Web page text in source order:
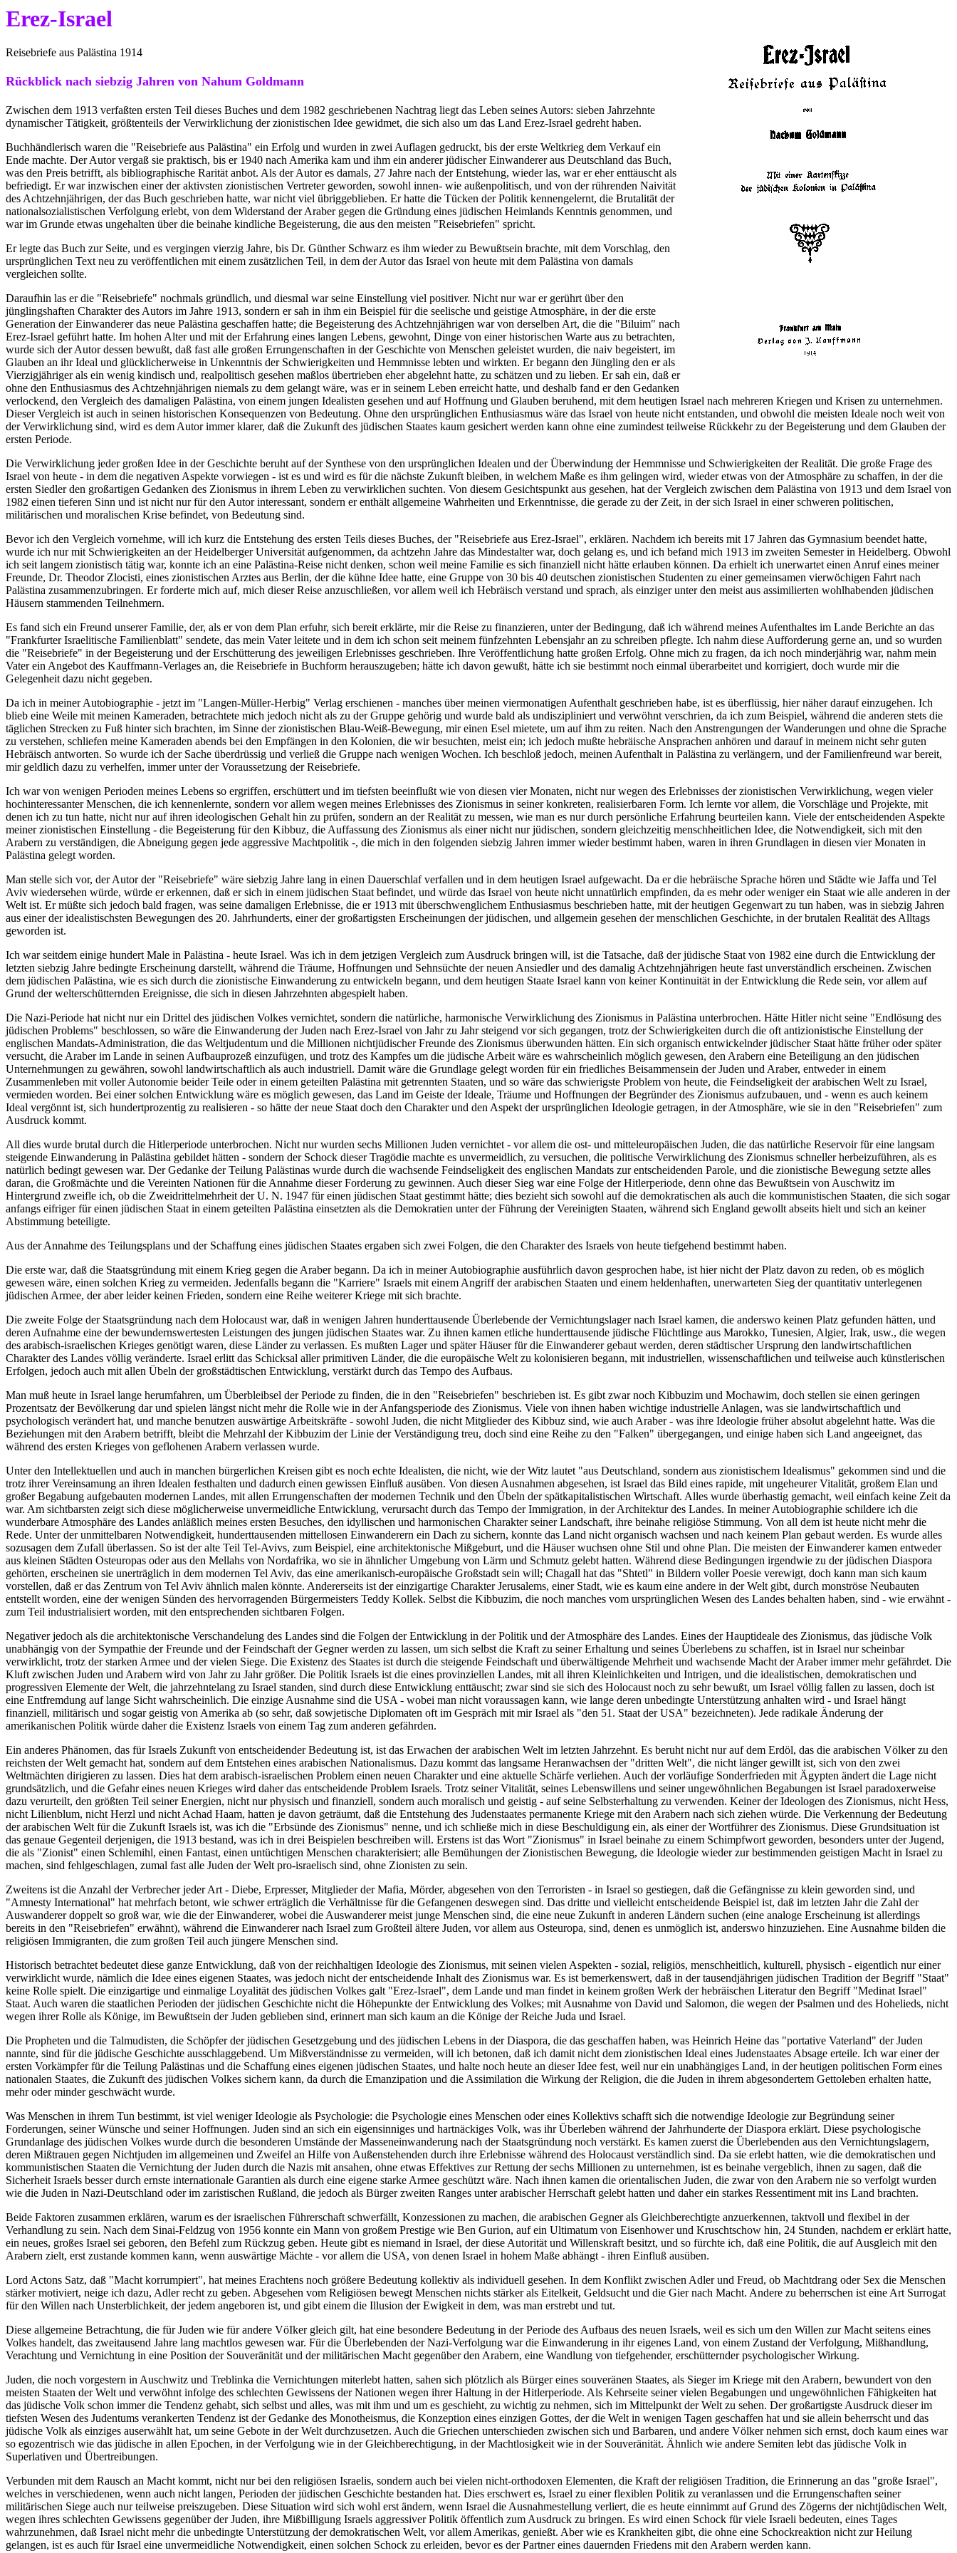
Erez-Israel
Reisebriefe aus Palästina 1914
Rückblick nach siebzig Jahren von Nahum Goldmann
Zwischen dem 1913 verfaßten ersten Teil dieses Buches und dem 1982 geschriebenen Nachtrag liegt das Leben seines Autors: sieben Jahrzehnte
dynamischer Tätigkeit, größtenteils der Verwirklichung der zionistischen Idee gewidmet, die sich also um das Land Erez-Israel gedreht haben.
Buchhändlerisch waren die "Reisebriefe aus Palästina" ein Erfolg und wurden in zwei Auflagen gedruckt, bis der erste Weltkrieg dem Verkauf ein
Ende machte. Der Autor vergaß sie praktisch, bis er 1940 nach Amerika kam und ihm ein anderer jüdischer Einwanderer aus Deutschland das Buch,
was den Preis betrifft, als bibliographische Rarität anbot. Als der Autor es damals, 27 Jahre nach der Entstehung, wieder las, war er eher enttäuscht als
befriedigt. Er war inzwischen einer der aktivsten zionistischen Vertreter geworden, sowohl innen- wie außenpolitisch, und von der rührenden Naivität
des Achtzehnjährigen, der das Buch geschrieben hatte, war nicht viel übriggeblieben. Er hatte die Tücken der Politik kennengelernt, die Brutalität der
nationalsozialistischen Verfolgung erlebt, von dem Widerstand der Araber gegen die Gründung eines jüdischen Heimlands Kenntnis genommen, und
war im Grunde etwas ungehalten über die beinahe kindliche Begeisterung, die aus den meisten "Reisebriefen" spricht.
Er legte das Buch zur Seite, und es vergingen vierzig Jahre, bis Dr. Günther Schwarz es ihm wieder zu Bewußtsein brachte, mit dem Vorschlag, den
ursprünglichen Text neu zu veröffentlichen mit einem zusätzlichen Teil, in dem der Autor das Israel von heute mit dem Palästina von damals
vergleichen sollte.
Daraufhin las er die "Reisebriefe" nochmals gründlich, und diesmal war seine Einstellung viel positiver. Nicht nur war er gerührt über den
jünglingshaften Charakter des Autors im Jahre 1913, sondern er sah in ihm ein Beispiel für die seelische und geistige Atmosphäre, in der die erste
Generation der Einwanderer das neue Palästina geschaffen hatte; die Begeisterung des Achtzehnjährigen war von derselben Art, die die "Biluim" nach
Erez-Israel geführt hatte. Im hohen Alter und mit der Erfahrung eines langen Lebens, gewohnt, Dinge von einer historischen Warte aus zu betrachten,
wurde sich der Autor dessen bewußt, daß fast alle großen Errungenschaften in der Geschichte von Menschen geleistet wurden, die naiv begeistert, im
Glauben an ihr Ideal und glücklicherweise in Unkenntnis der Schwierigkeiten und Hemmnisse lebten und wirkten. Er begann den Jüngling den er als
Vierzigjähriger als ein wenig kindisch und, realpolitisch gesehen maßlos übertrieben eher abgelehnt hatte, zu schätzen und zu lieben. Er sah ein, daß er
ohne den Enthusiasmus des Achtzehnjährigen niemals zu dem gelangt wäre, was er in seinem Leben erreicht hatte, und deshalb fand er den Gedanken
verlockend, den Vergleich des damaligen Palästina, von einem jungen Idealisten gesehen und auf Hoffnung und Glauben beruhend, mit dem heutigen Israel nach mehreren Kriegen und Krisen zu unternehmen.
Dieser Vergleich ist auch in seinen historischen Konsequenzen von Bedeutung. Ohne den ursprünglichen Enthusiasmus wäre das Israel von heute nicht entstanden, und obwohl die meisten Ideale noch weit von
der Verwirklichung sind, wird es dem Autor immer klarer, daß die Zukunft des jüdischen Staates kaum gesichert werden kann ohne eine zumindest teilweise Rückkehr zu der Begeisterung und dem Glauben der
ersten Periode.
Die Verwirklichung jeder großen Idee in der Geschichte beruht auf der Synthese von den ursprünglichen Idealen und der Überwindung der Hemmnisse und Schwierigkeiten der Realität. Die große Frage des
Israel von heute - in dem die negativen Aspekte vorwiegen - ist es und wird es für die nächste Zukunft bleiben, in welchem Maße es ihm gelingen wird, wieder etwas von der Atmosphäre zu schaffen, in der die
ersten Siedler den großartigen Gedanken des Zionismus in ihrem Leben zu verwirklichen suchten. Von diesem Gesichtspunkt aus gesehen, hat der Vergleich zwischen dem Palästina von 1913 und dem Israel von
1982 einen tieferen Sinn und ist nicht nur für den Autor interessant, sondern er enthält allgemeine Wahrheiten und Erkenntnisse, die gerade zu der Zeit, in der sich Israel in einer schweren politischen,
militärischen und moralischen Krise befindet, von Bedeutung sind.
Bevor ich den Vergleich vornehme, will ich kurz die Entstehung des ersten Teils dieses Buches, der "Reisebriefe aus Erez-Israel", erklären. Nachdem ich bereits mit 17 Jahren das Gymnasium beendet hatte,
wurde ich nur mit Schwierigkeiten an der Heidelberger Universität aufgenommen, da achtzehn Jahre das Mindestalter war, doch gelang es, und ich befand mich 1913 im zweiten Semester in Heidelberg. Obwohl
ich seit langem zionistisch tätig war, konnte ich an eine Palästina-Reise nicht denken, schon weil meine Familie es sich finanziell nicht hätte erlauben können. Da erhielt ich unerwartet einen Anruf eines meiner
Freunde, Dr. Theodor Zlocisti, eines zionistischen Arztes aus Berlin, der die kühne Idee hatte, eine Gruppe von 30 bis 40 deutschen zionistischen Studenten zu einer gemeinsamen vierwöchigen Fahrt nach
Palästina zusammenzubringen. Er forderte mich auf, mich dieser Reise anzuschließen, vor allem weil ich Hebräisch verstand und sprach, als einziger unter den meist aus assimilierten wohlhabenden jüdischen
Häusern stammenden Teilnehmern.
Es fand sich ein Freund unserer Familie, der, als er von dem Plan erfuhr, sich bereit erklärte, mir die Reise zu finanzieren, unter der Bedingung, daß ich während meines Aufenthaltes im Lande Berichte an das
"Frankfurter Israelitische Familienblatt" sendete, das mein Vater leitete und in dem ich schon seit meinem fünfzehnten Lebensjahr an zu schreiben pflegte. Ich nahm diese Aufforderung gerne an, und so wurden
die "Reisebriefe" in der Begeisterung und der Erschütterung des jeweiligen Erlebnisses geschrieben. Ihre Veröffentlichung hatte großen Erfolg. Ohne mich zu fragen, da ich noch minderjährig war, nahm mein
Vater ein Angebot des Kauffmann-Verlages an, die Reisebriefe in Buchform herauszugeben; hätte ich davon gewußt, hätte ich sie bestimmt noch einmal überarbeitet und korrigiert, doch wurde mir die
Gelegenheit dazu nicht gegeben.
Da ich in meiner Autobiographie - jetzt im "Langen-Müller-Herbig" Verlag erschienen - manches über meinen viermonatigen Aufenthalt geschrieben habe, ist es überflüssig, hier näher darauf einzugehen. Ich
blieb eine Weile mit meinen Kameraden, betrachtete mich jedoch nicht als zu der Gruppe gehörig und wurde bald als undiszipliniert und verwöhnt verschrien, da ich zum Beispiel, während die anderen stets die
täglichen Strecken zu Fuß hinter sich brachten, im Sinne der zionistischen Blau-Weiß-Bewegung, mir einen Esel mietete, um auf ihm zu reiten. Nach den Anstrengungen der Wanderungen und ohne die Sprache
zu verstehen, schliefen meine Kameraden abends bei den Empfängen in den Kolonien, die wir besuchten, meist ein; ich jedoch mußte hebräische Ansprachen anhören und darauf in meinem nicht sehr guten
Hebräisch antworten. So wurde ich der Sache überdrüssig und verließ die Gruppe nach wenigen Wochen. Ich beschloß jedoch, meinen Aufenthalt in Palästina zu verlängern, und der Familienfreund war bereit,
mir geldlich dazu zu verhelfen, immer unter der Voraussetzung der Reisebriefe.
Ich war von wenigen Perioden meines Lebens so ergriffen, erschüttert und im tiefsten beeinflußt wie von diesen vier Monaten, nicht nur wegen des Erlebnisses der zionistischen Verwirklichung, wegen vieler
hochinteressanter Menschen, die ich kennenlernte, sondern vor allem wegen meines Erlebnisses des Zionismus in seiner konkreten, realisierbaren Form. Ich lernte vor allem, die Vorschläge und Projekte, mit
denen ich zu tun hatte, nicht nur auf ihren ideologischen Gehalt hin zu prüfen, sondern an der Realität zu messen, wie man es nur durch persönliche Erfahrung beurteilen kann. Viele der entscheidenden Aspekte
meiner zionistischen Einstellung - die Begeisterung für den Kibbuz, die Auffassung des Zionismus als einer nicht nur jüdischen, sondern gleichzeitig menschheitlichen Idee, die Notwendigkeit, sich mit den
Arabern zu verständigen, die Abneigung gegen jede aggressive Machtpolitik -, die mich in den folgenden siebzig Jahren immer wieder bestimmt haben, waren in ihren Grundlagen in diesen vier Monaten in
Palästina gelegt worden.
Man stelle sich vor, der Autor der "Reisebriefe" wäre siebzig Jahre lang in einen Dauerschlaf verfallen und in dem heutigen Israel aufgewacht. Da er die hebräische Sprache hören und Städte wie Jaffa und Tel
Aviv wiedersehen würde, würde er erkennen, daß er sich in einem jüdischen Staat befindet, und würde das Israel von heute nicht unnatürlich empfinden, da es mehr oder weniger ein Staat wie alle anderen in der
Welt ist. Er müßte sich jedoch bald fragen, was seine damaligen Erlebnisse, die er 1913 mit überschwenglichem Enthusiasmus beschrieben hatte, mit der heutigen Gegenwart zu tun haben, was in siebzig Jahren
aus einer der idealistischsten Bewegungen des 20. Jahrhunderts, einer der großartigsten Erscheinungen der jüdischen, und allgemein gesehen der menschlichen Geschichte, in der brutalen Realität des Alltags
geworden ist.
Ich war seitdem einige hundert Male in Palästina - heute Israel. Was ich in dem jetzigen Vergleich zum Ausdruck bringen will, ist die Tatsache, daß der jüdische Staat von 1982 eine durch die Entwicklung der
letzten siebzig Jahre bedingte Erscheinung darstellt, während die Träume, Hoffnungen und Sehnsüchte der neuen Ansiedler und des damalig Achtzehnjährigen heute fast unverständlich erscheinen. Zwischen
dem jüdischen Palästina, wie es sich durch die zionistische Einwanderung zu entwickeln begann, und dem heutigen Staate Israel kann von keiner Kontinuität in der Entwicklung die Rede sein, vor allem auf
Grund der welterschütternden Ereignisse, die sich in diesen Jahrzehnten abgespielt haben.
Die Nazi-Periode hat nicht nur ein Drittel des jüdischen Volkes vernichtet, sondern die natürliche, harmonische Verwirklichung des Zionismus in Palästina unterbrochen. Hätte Hitler nicht seine "Endlösung des
jüdischen Problems" beschlossen, so wäre die Einwanderung der Juden nach Erez-Israel von Jahr zu Jahr steigend vor sich gegangen, trotz der Schwierigkeiten durch die oft antizionistische Einstellung der
englischen Mandats-Administration, die das Weltjudentum und die Millionen nichtjüdischer Freunde des Zionismus überwunden hätten. Ein sich organisch entwickelnder jüdischer Staat hätte früher oder später
versucht, die Araber im Lande in seinen Aufbauprozeß einzufügen, und trotz des Kampfes um die jüdische Arbeit wäre es wahrscheinlich möglich gewesen, den Arabern eine Beteiligung an den jüdischen
Unternehmungen zu gewähren, sowohl landwirtschaftlich als auch industriell. Damit wäre die Grundlage gelegt worden für ein friedliches Beisammensein der Juden und Araber, entweder in einem
Zusammenleben mit voller Autonomie beider Teile oder in einem geteilten Palästina mit getrennten Staaten, und so wäre das schwierigste Problem von heute, die Feindseligkeit der arabischen Welt zu Israel,
vermieden worden. Bei einer solchen Entwicklung wäre es möglich gewesen, das Land im Geiste der Ideale, Träume und Hoffnungen der Begründer des Zionismus aufzubauen, und - wenn es auch keinem
Ideal vergönnt ist, sich hundertprozentig zu realisieren - so hätte der neue Staat doch den Charakter und den Aspekt der ursprünglichen Ideologie getragen, in der Atmosphäre, wie sie in den "Reisebriefen" zum
Ausdruck kommt.
All dies wurde brutal durch die Hitlerperiode unterbrochen. Nicht nur wurden sechs Millionen Juden vernichtet - vor allem die ost- und mitteleuropäischen Juden, die das natürliche Reservoir für eine langsam
steigende Einwanderung in Palästina gebildet hätten - sondern der Schock dieser Tragödie machte es unvermeidlich, zu versuchen, die politische Verwirklichung des Zionismus schneller herbeizuführen, als es
natürlich bedingt gewesen war. Der Gedanke der Teilung Palästinas wurde durch die wachsende Feindseligkeit des englischen Mandats zur entscheidenden Parole, und die zionistische Bewegung setzte alles
daran, die Großmächte und die Vereinten Nationen für die Annahme dieser Forderung zu gewinnen. Auch dieser Sieg war eine Folge der Hitlerperiode, denn ohne das Bewußtsein von Auschwitz im
Hintergrund zweifle ich, ob die Zweidrittelmehrheit der U. N. 1947 für einen jüdischen Staat gestimmt hätte; dies bezieht sich sowohl auf die demokratischen als auch die kommunistischen Staaten, die sich sogar
anfangs eifriger für einen jüdischen Staat in einem geteilten Palästina einsetzten als die Demokratien unter der Führung der Vereinigten Staaten, während sich England gewollt abseits hielt und sich an keiner
Abstimmung beteiligte.
Aus der Annahme des Teilungsplans und der Schaffung eines jüdischen Staates ergaben sich zwei Folgen, die den Charakter des Israels von heute tiefgehend bestimmt haben.
Die erste war, daß die Staatsgründung mit einem Krieg gegen die Araber begann. Da ich in meiner Autobiographie ausführlich davon gesprochen habe, ist hier nicht der Platz davon zu reden, ob es möglich
gewesen wäre, einen solchen Krieg zu vermeiden. Jedenfalls begann die "Karriere" Israels mit einem Angriff der arabischen Staaten und einem heldenhaften, unerwarteten Sieg der quantitativ unterlegenen
jüdischen Armee, der aber leider keinen Frieden, sondern eine Reihe weiterer Kriege mit sich brachte.
Die zweite Folge der Staatsgründung nach dem Holocaust war, daß in wenigen Jahren hunderttausende Überlebende der Vernichtungslager nach Israel kamen, die anderswo keinen Platz gefunden hätten, und
deren Aufnahme eine der bewundernswertesten Leistungen des jungen jüdischen Staates war. Zu ihnen kamen etliche hunderttausende jüdische Flüchtlinge aus Marokko, Tunesien, Algier, Irak, usw., die wegen
des arabisch-israelischen Krieges genötigt waren, diese Länder zu verlassen. Es mußten Lager und später Häuser für die Einwanderer gebaut werden, deren städtischer Ursprung den landwirtschaftlichen
Charakter des Landes völlig veränderte. Israel erlitt das Schicksal aller primitiven Länder, die die europäische Welt zu kolonisieren begann, mit industriellen, wissenschaftlichen und teilweise auch künstlerischen
Erfolgen, jedoch auch mit allen Übeln der großstädtischen Entwicklung, verstärkt durch das Tempo des Aufbaus.
Man muß heute in Israel lange herumfahren, um Überbleibsel der Periode zu finden, die in den "Reisebriefen" beschrieben ist. Es gibt zwar noch Kibbuzim und Mochawim, doch stellen sie einen geringen
Prozentsatz der Bevölkerung dar und spielen längst nicht mehr die Rolle wie in der Anfangsperiode des Zionismus. Viele von ihnen haben wichtige industrielle Anlagen, was sie landwirtschaftlich und
psychologisch verändert hat, und manche benutzen auswärtige Arbeitskräfte - sowohl Juden, die nicht Mitglieder des Kibbuz sind, wie auch Araber - was ihre Ideologie früher absolut abgelehnt hatte. Was die
Beziehungen mit den Arabern betrifft, bleibt die Mehrzahl der Kibbuzim der Linie der Verständigung treu, doch sind eine Reihe zu den "Falken" übergegangen, und einige haben sich Land angeeignet, das
während des ersten Krieges von geflohenen Arabern verlassen wurde.
Unter den Intellektuellen und auch in manchen bürgerlichen Kreisen gibt es noch echte Idealisten, die nicht, wie der Witz lautet "aus Deutschland, sondern aus zionistischem Idealismus" gekommen sind und die
trotz ihrer Vereinsamung an ihren Idealen festhalten und dadurch einen gewissen Einfluß ausüben. Von diesen Ausnahmen abgesehen, ist Israel das Bild eines rapide, mit ungeheurer Vitalität, großem Elan und
großer Begabung aufgebauten modernen Landes, mit allen Errungenschaften der modernen Technik und den Übeln der spätkapitalistischen Wirtschaft. Alles wurde überhastig gemacht, weil einfach keine Zeit da
war. Am sichtbarsten zeigt sich diese möglicherweise unvermeidliche Entwicklung, verursacht durch das Tempo der Immigration, in der Architektur des Landes. In meiner Autobiographie schildere ich die
wunderbare Atmosphäre des Landes anläßlich meines ersten Besuches, den idyllischen und harmonischen Charakter seiner Landschaft, ihre beinahe religiöse Stimmung. Von all dem ist heute nicht mehr die
Rede. Unter der unmittelbaren Notwendigkeit, hunderttausenden mittellosen Einwanderern ein Dach zu sichern, konnte das Land nicht organisch wachsen und nach keinem Plan gebaut werden. Es wurde alles
sozusagen dem Zufall überlassen. So ist der alte Teil Tel-Avivs, zum Beispiel, eine architektonische Mißgeburt, und die Häuser wuchsen ohne Stil und ohne Plan. Die meisten der Einwanderer kamen entweder
aus kleinen Städten Osteuropas oder aus den Mellahs von Nordafrika, wo sie in ähnlicher Umgebung von Lärm und Schmutz gelebt hatten. Während diese Bedingungen irgendwie zu der jüdischen Diaspora
gehörten, erscheinen sie unerträglich in dem modernen Tel Aviv, das eine amerikanisch-europäische Großstadt sein will; Chagall hat das "Shtetl" in Bildern voller Poesie verewigt, doch kann man sich kaum
vorstellen, daß er das Zentrum von Tel Aviv ähnlich malen könnte. Andererseits ist der einzigartige Charakter Jerusalems, einer Stadt, wie es kaum eine andere in der Welt gibt, durch monströse Neubauten
entstellt worden, eine der wenigen Sünden des hervorragenden Bürgermeisters Teddy Kollek. Selbst die Kibbuzim, die noch manches vom ursprünglichen Wesen des Landes behalten haben, sind - wie erwähnt -
zum Teil industrialisiert worden, mit den entsprechenden sichtbaren Folgen.
Negativer jedoch als die architektonische Verschandelung des Landes sind die Folgen der Entwicklung in der Politik und der Atmosphäre des Landes. Eines der Hauptideale des Zionismus, das jüdische Volk
unabhängig von der Sympathie der Freunde und der Feindschaft der Gegner werden zu lassen, um sich selbst die Kraft zu seiner Erhaltung und seines Überlebens zu schaffen, ist in Israel nur scheinbar
verwirklicht, trotz der starken Armee und der vielen Siege. Die Existenz des Staates ist durch die steigende Feindschaft und überwältigende Mehrheit und wachsende Macht der Araber immer mehr gefährdet. Die
Kluft zwischen Juden und Arabern wird von Jahr zu Jahr größer. Die Politik Israels ist die eines provinziellen Landes, mit all ihren Kleinlichkeiten und Intrigen, und die idealistischen, demokratischen und
progressiven Elemente der Welt, die jahrzehntelang zu Israel standen, sind durch diese Entwicklung enttäuscht; zwar sind sie sich des Holocaust noch zu sehr bewußt, um Israel völlig fallen zu lassen, doch ist
eine Entfremdung auf lange Sicht wahrscheinlich. Die einzige Ausnahme sind die USA - wobei man nicht voraussagen kann, wie lange deren unbedingte Unterstützung anhalten wird - und Israel hängt
finanziell, militärisch und sogar geistig von Amerika ab (so sehr, daß sowjetische Diplomaten oft im Gespräch mit mir Israel als "den 51. Staat der USA" bezeichneten). Jede radikale Änderung der
amerikanischen Politik würde daher die Existenz Israels von einem Tag zum anderen gefährden.
Ein anderes Phänomen, das für Israels Zukunft von entscheidender Bedeutung ist, ist das Erwachen der arabischen Welt im letzten Jahrzehnt. Es beruht nicht nur auf dem Erdöl, das die arabischen Völker zu den
reichsten der Welt gemacht hat, sondern auf dem Entstehen eines arabischen Nationalismus. Dazu kommt das langsame Heranwachsen der "dritten Welt", die nicht länger gewillt ist, sich von den zwei
Weltmächten dirigieren zu lassen. Dies hat dem arabisch-israelischen Problem einen neuen Charakter und eine aktuelle Schärfe verliehen. Auch der vorläufige Sonderfrieden mit Ägypten ändert die Lage nicht
grundsätzlich, und die Gefahr eines neuen Krieges wird daher das entscheidende Problem Israels. Trotz seiner Vitalität, seines Lebenswillens und seiner ungewöhnlichen Begabungen ist Israel paradoxerweise
dazu verurteilt, den größten Teil seiner Energien, nicht nur physisch und finanziell, sondern auch moralisch und geistig - auf seine Selbsterhaltung zu verwenden. Keiner der Ideologen des Zionismus, nicht Hess,
nicht Lilienblum, nicht Herzl und nicht Achad Haam, hatten je davon geträumt, daß die Entstehung des Judenstaates permanente Kriege mit den Arabern nach sich ziehen würde. Die Verkennung der Bedeutung
der arabischen Welt für die Zukunft Israels ist, was ich die "Erbsünde des Zionismus" nenne, und ich schließe mich in diese Beschuldigung ein, als einer der Wortführer des Zionismus. Diese Grundsituation ist
das genaue Gegenteil derjenigen, die 1913 bestand, was ich in drei Beispielen beschreiben will. Erstens ist das Wort "Zionismus" in Israel beinahe zu einem Schimpfwort geworden, besonders unter der Jugend,
die als "Zionist" einen Schlemihl, einen Fantast, einen untüchtigen Menschen charakterisiert; alle Bemühungen der Zionistischen Bewegung, die Ideologie wieder zur bestimmenden geistigen Macht in Israel zu
machen, sind fehlgeschlagen, zumal fast alle Juden der Welt pro-israelisch sind, ohne Zionisten zu sein.
Zweitens ist die Anzahl der Verbrecher jeder Art - Diebe, Erpresser, Mitglieder der Mafia, Mörder, abgesehen von den Terroristen - in Israel so gestiegen, daß die Gefängnisse zu klein geworden sind, und
"Amnesty International" hat mehrfach betont, wie schwer erträglich die Verhältnisse für die Gefangenen deswegen sind. Das dritte und vielleicht entscheidende Beispiel ist, daß im letzten Jahr die Zahl der
Auswanderer doppelt so groß war, wie die der Einwanderer, wobei die Auswanderer meist junge Menschen sind, die eine neue Zukunft in anderen Ländern suchen (eine analoge Erscheinung ist allerdings
bereits in den "Reisebriefen" erwähnt), während die Einwanderer nach Israel zum Großteil ältere Juden, vor allem aus Osteuropa, sind, denen es unmöglich ist, anderswo hinzuziehen. Eine Ausnahme bilden die
religiösen Immigranten, die zum großen Teil auch jüngere Menschen sind.
Historisch betrachtet bedeutet diese ganze Entwicklung, daß von der reichhaltigen Ideologie des Zionismus, mit seinen vielen Aspekten - sozial, religiös, menschheitlich, kulturell, physisch - eigentlich nur einer
verwirklicht wurde, nämlich die Idee eines eigenen Staates, was jedoch nicht der entscheidende Inhalt des Zionismus war. Es ist bemerkenswert, daß in der tausendjährigen jüdischen Tradition der Begriff "Staat"
keine Rolle spielt. Die einzigartige und einmalige Loyalität des jüdischen Volkes galt "Erez-Israel", dem Lande und man findet in keinem großen Werk der hebräischen Literatur den Begriff "Medinat Israel"
Staat. Auch waren die staatlichen Perioden der jüdischen Geschichte nicht die Höhepunkte der Entwicklung des Volkes; mit Ausnahme von David und Salomon, die wegen der Psalmen und des Hohelieds, nicht
wegen ihrer Rolle als Könige, im Bewußtsein der Juden geblieben sind, erinnert man sich kaum an die Könige der Reiche Juda und Israel.
Die Propheten und die Talmudisten, die Schöpfer der jüdischen Gesetzgebung und des jüdischen Lebens in der Diaspora, die das geschaffen haben, was Heinrich Heine das "portative Vaterland" der Juden
nannte, sind für die jüdische Geschichte ausschlaggebend. Um Mißverständnisse zu vermeiden, will ich betonen, daß ich damit nicht dem zionistischen Ideal eines Judenstaates Absage erteile. Ich war einer der
ersten Vorkämpfer für die Teilung Palästinas und die Schaffung eines eigenen jüdischen Staates, und halte noch heute an dieser Idee fest, weil nur ein unabhängiges Land, in der heutigen politischen Form eines
nationalen Staates, die Zukunft des jüdischen Volkes sichern kann, da durch die Emanzipation und die Assimilation die Wirkung der Religion, die die Juden in ihrem abgesondertem Gettoleben erhalten hatte,
mehr oder minder geschwächt wurde.
Was Menschen in ihrem Tun bestimmt, ist viel weniger Ideologie als Psychologie: die Psychologie eines Menschen oder eines Kollektivs schafft sich die notwendige Ideologie zur Begründung seiner
Forderungen, seiner Wünsche und seiner Hoffnungen. Juden sind an sich ein eigensinniges und hartnäckiges Volk, was ihr Überleben während der Jahrhunderte der Diaspora erklärt. Diese psychologische
Grundanlage des jüdischen Volkes wurde durch die besonderen Umstände der Masseneinwanderung nach der Staatsgründung noch verstärkt. Es kamen zuerst die Überlebenden aus den Vernichtungslagern,
deren Mißtrauen gegen Nichtjuden im allgemeinen und Zweifel an Hilfe von Außenstehenden durch ihre Erlebnisse während des Holocaust verständlich sind. Da sie erlebt hatten, wie die demokratischen und
kommunistischen Staaten die Vernichtung der Juden durch die Nazis mit ansahen, ohne etwas Effektives zur Rettung der sechs Millionen zu unternehmen, ist es beinahe vergeblich, ihnen zu sagen, daß die
Sicherheit Israels besser durch ernste internationale Garantien als durch eine eigene starke Armee geschützt wäre. Nach ihnen kamen die orientalischen Juden, die zwar von den Arabern nie so verfolgt wurden
wie die Juden in Nazi-Deutschland oder im zaristischen Rußland, die jedoch als Bürger zweiten Ranges unter arabischer Herrschaft gelebt hatten und daher ein starkes Ressentiment mit ins Land brachten.
Beide Faktoren zusammen erklären, warum es der israelischen Führerschaft schwerfällt, Konzessionen zu machen, die arabischen Gegner als Gleichberechtigte anzuerkennen, taktvoll und flexibel in der
Verhandlung zu sein. Nach dem Sinai-Feldzug von 1956 konnte ein Mann von großem Prestige wie Ben Gurion, auf ein Ultimatum von Eisenhower und Kruschtschow hin, 24 Stunden, nachdem er erklärt hatte,
ein neues, großes Israel sei geboren, den Befehl zum Rückzug geben. Heute gibt es niemand in Israel, der diese Autorität und Willenskraft besitzt, und so fürchte ich, daß eine Politik, die auf Ausgleich mit den
Arabern zielt, erst zustande kommen kann, wenn auswärtige Mächte - vor allem die USA, von denen Israel in hohem Maße abhängt - ihren Einfluß ausüben.
Lord Actons Satz, daß "Macht korrumpiert", hat meines Erachtens noch größere Bedeutung kollektiv als individuell gesehen. In dem Konflikt zwischen Adler und Freud, ob Machtdrang oder Sex die Menschen
stärker motiviert, neige ich dazu, Adler recht zu geben. Abgesehen vom Religiösen bewegt Menschen nichts stärker als Eitelkeit, Geldsucht und die Gier nach Macht. Andere zu beherrschen ist eine Art Surrogat
für den Willen nach Unsterblichkeit, der jedem angeboren ist, und gibt einem die Illusion der Ewigkeit in dem, was man erstrebt und tut.
Diese allgemeine Betrachtung, die für Juden wie für andere VöIker gleich gilt, hat eine besondere Bedeutung in der Periode des Aufbaus des neuen Israels, weil es sich um den Willen zur Macht seitens eines
Volkes handelt, das zweitausend Jahre lang machtlos gewesen war. Für die Überlebenden der Nazi-Verfolgung war die Einwanderung in ihr eigenes Land, von einem Zustand der Verfolgung, Mißhandlung,
Verachtung und Vernichtung in eine Position der Souveränität und der militärischen Macht gegenüber den Arabern, eine Wandlung von tiefgehender, erschütternder psychologischer Wirkung.
Juden, die noch vorgestern in Auschwitz und Treblinka die Vernichtungen miterlebt hatten, sahen sich plötzlich als Bürger eines souveränen Staates, als Sieger im Kriege mit den Arabern, bewundert von den
meisten Staaten der Welt und verwöhnt infolge des schlechten Gewissens der Nationen wegen ihrer Haltung in der Hitlerperiode. Als Kehrseite seiner vielen Begabungen und ungewöhnlichen Fähigkeiten hat
das jüdische Volk schon immer die Tendenz gehabt, sich selbst und alles, was mit ihm und um es geschieht, zu wichtig zu nehmen, sich im Mittelpunkt der Welt zu sehen. Der großartigste Ausdruck dieser im
tiefsten Wesen des Judentums verankerten Tendenz ist der Gedanke des Monotheismus, die Konzeption eines einzigen Gottes, der die Welt in wenigen Tagen geschaffen hat und sie allein beherrscht und das
jüdische Volk als einziges auserwählt hat, um seine Gebote in der Welt durchzusetzen. Auch die Griechen unterschieden zwischen sich und Barbaren, und andere Völker nehmen sich ernst, doch kaum eines war
so egozentrisch wie das jüdische in allen Epochen, in der Verfolgung wie in der Gleichberechtigung, in der Machtlosigkeit wie in der Souveränität. Ähnlich wie andere Semiten lebt das jüdische Volk in
Superlativen und Übertreibungen.
Verbunden mit dem Rausch an Macht kommt, nicht nur bei den religiösen Israelis, sondern auch bei vielen nicht-orthodoxen Elementen, die Kraft der religiösen Tradition, die Erinnerung an das "große Israel",
welches in verschiedenen, wenn auch nicht langen, Perioden der jüdischen Geschichte bestanden hat. Dies erschwert es, Israel zu einer flexiblen Politik zu veranlassen und die Errungenschaften seiner
militärischen Siege auch nur teilweise preiszugeben. Diese Situation wird sich wohl erst ändern, wenn Israel die Ausnahmestellung verliert, die es heute einnimmt auf Grund des Zögerns der nichtjüdischen Welt,
wegen ihres schlechten Gewissens gegenüber der Juden, ihre Mißbilligung Israels aggressiver Politik öffentlich zum Ausdruck zu bringen. Es wird einen Schock für viele Israeli bedeuten, eines Tages
wahrzunehmen, daß Israel nicht mehr die unbedingte Unterstützung der demokratischen Welt, vor allem Amerikas, genießt. Aber wie es Krankheiten gibt, die ohne eine Schockreaktion nicht zur Heilung
gelangen, ist es auch für Israel eine unvermeidliche Notwendigkeit, einen solchen Schock zu erleiden, bevor es der Partner eines dauernden Friedens mit den Arabern werden kann.